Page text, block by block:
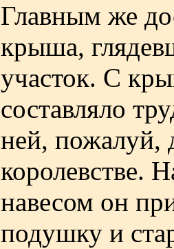
Главным же
крыша,
участок. С
составляло
ней, пожалуй,
королевстве.
навесом он
подушку и